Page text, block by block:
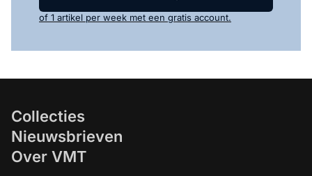
of 1 artikel per week met een gratis account.
Collecties
Nieuwsbrieven
Over VMT